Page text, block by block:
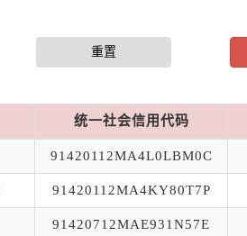
统一社会信用代码
91420112MA4L0LBM0C
91420112MA4KY80T7P
91420712MAE931N57E